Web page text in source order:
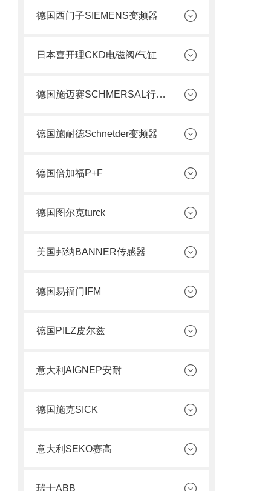
德国西门子SIEMENS变频器
日本喜开理CKD电磁阀/气缸
德国施迈赛SCHMERSAL行程开关
德国施耐德Schnetder变频器
德国倍加福P+F
德国图尔克turck
美国邦纳BANNER传感器
德国易福门IFM
德国PILZ皮尔兹
意大利AIGNEP安耐
德国施克SICK
意大利SEKO赛高
瑞士ABB